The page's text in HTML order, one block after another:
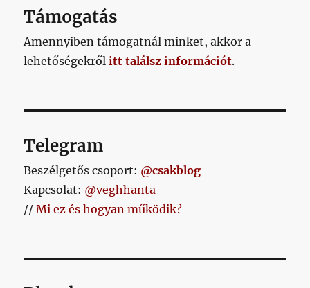
Támogatás
Amennyiben támogatnál minket, akkor a
lehetőségekrőlitt találsz információt.
Telegram
Beszélgetős csoport: @csakblog
Kapcsolat: @veghhanta
//Mi ez és hogyan működik?